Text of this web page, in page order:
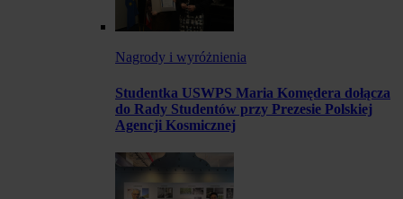
Nagrody i wyróżnienia
Studentka USWPS Maria Komędera dołącza
do Rady Studentów przy Prezesie Polskiej
Agencji Kosmicznej